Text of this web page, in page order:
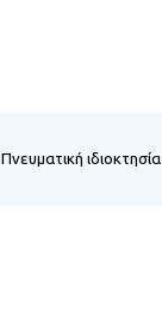
Πνευματική ιδιοκτησία